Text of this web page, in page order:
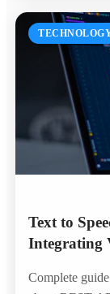
Text to
Integrating
Complete